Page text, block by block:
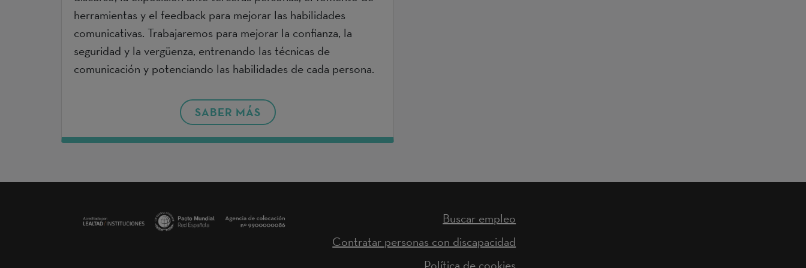
herramientas y el feedback para mejorar las habilidades
comunicativas. Trabajaremos para mejorar la confianza, la
seguridad y la vergüenza, entrenando las técnicas de
comunicación y potenciando las habilidades de cada persona.
SABER MÁS
Buscar empleo
Contratar personas con discapacidad